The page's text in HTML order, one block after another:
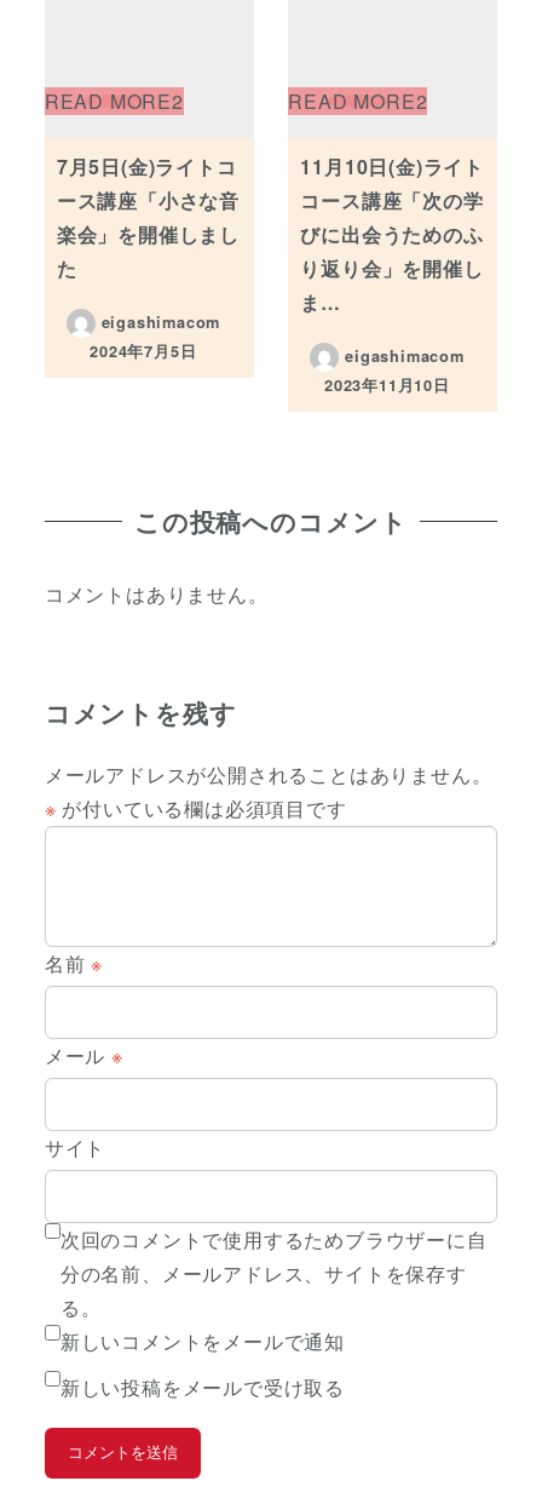
7月5日(金)ライトコ
ース講座「小さな音
楽会」を開催しまし
た
eigashimacom
投稿日
2024年7月5日
11月10日(金)ライト
コース講座「次の学
びに出会うためのふ
り返り会」を開催し
ま…
eigashimacom
投稿日
2023年11月10日
この投稿へのコメント
コメントはありません。
コメントを残す
メールアドレスが公開されることはありません。
※ が付いている欄は必須項目です
名前※
メール ※
サイト
次回のコメントで使用するためブラウザーに自
分の名前、メールアドレス、サイトを保存す
る。
新しいコメントをメールで通知
新しい投稿をメールで受け取る